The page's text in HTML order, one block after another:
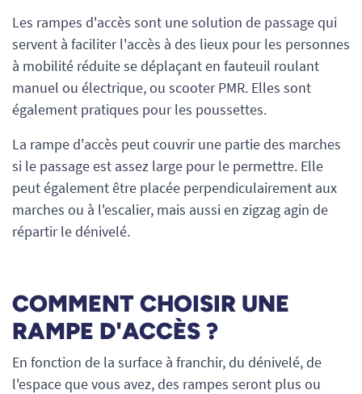
Les rampes d'accès sont une solution de passage qui
servent à faciliter l'accès à des lieux pour les personnes
à mobilité réduite se déplaçant en fauteuil roulant
manuel ou électrique, ou scooter PMR. Elles sont
également pratiques pour les poussettes.
La rampe d'accès peut couvrir une partie des marches
si le passage est assez large pour le permettre. Elle
peut également être placée perpendiculairement aux
marches ou à l'escalier, mais aussi en zigzag agin de
répartir le dénivelé.
COMMENT CHOISIR UNE
RAMPE D'ACCÈS ?
En fonction de la surface à franchir, du dénivelé, de
l'espace que vous avez, des rampes seront plus ou